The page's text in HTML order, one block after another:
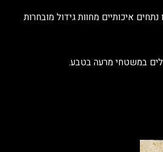
איכותיים מחוות גידול מובחרות
במשטחי מרעה בטבע.